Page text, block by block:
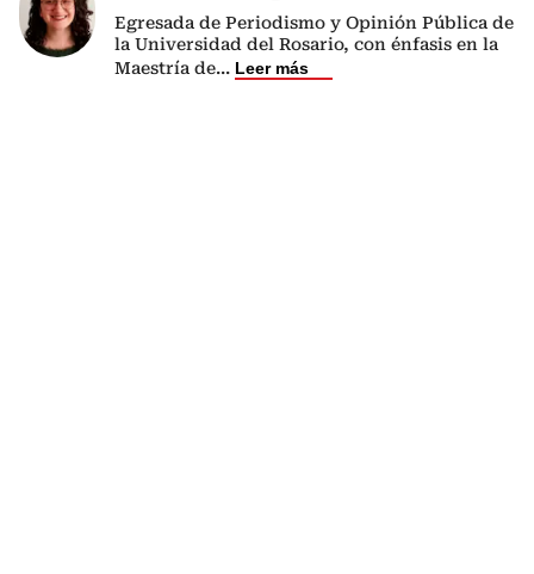
Egresada de Periodismo y Opinión Pública de
la Universidad del Rosario, con énfasis en la
Maestría de... Leer más